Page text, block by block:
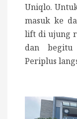
Uniqlo.
masuk ke
lift di ujung
dan
Periplus